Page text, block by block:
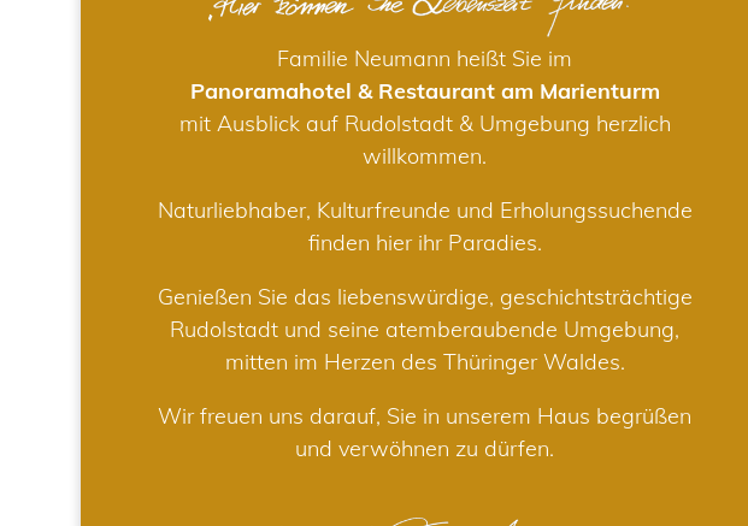
Familie Neumann heißt Sie im
Panoramahotel & Restaurant am Marienturm
mit Ausblick auf Rudolstadt & Umgebung herzlich
willkommen.
Naturliebhaber, Kulturfreunde und Erholungssuchende
finden hier ihr Paradies.
Genießen Sie das liebenswürdige, geschichtsträchtige
Rudolstadt und seine atemberaubende Umgebung,
mitten im Herzen des Thüringer Waldes.
Wir freuen uns darauf, Sie in unserem Haus begrüßen
und verwöhnen zu dürfen.